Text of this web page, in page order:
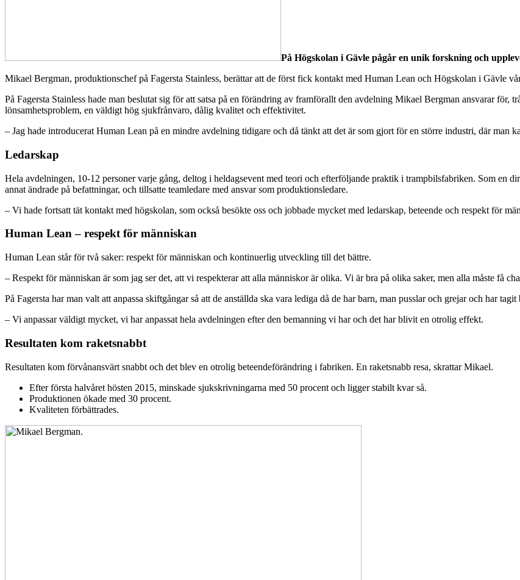
På Högskolan i Gävle pågår en unik forskning och
Mikael Bergman, produktionschef på Fagersta Stainless, berättar att de först fick kontakt med Human Lean och Högskolan i Gävle
På Fagersta Stainless hade man beslutat sig för att satsa på en förändring av framförallt den avdelning Mikael Bergman ansvarar för,
lönsamhetsproblem, en väldigt hög sjukfrånvaro, dålig kvalitet och effektivitet.
– Jag hade introducerat Human Lean på en mindre avdelning tidigare och då tänkt att det är som gjort för en större industri, där man
Ledarskap
Hela avdelningen, 10-12 personer varje gång, deltog i heldagsevent med teori och efterföljande praktik i trampbilsfabriken. Som en
annat ändrade på befattningar, och tillsatte teamledare med ansvar som produktionsledare.
– Vi hade fortsatt tät kontakt med högskolan, som också besökte oss och jobbade mycket med ledarskap, beteende och respekt för
Human Lean – respekt för människan
Human Lean står för två saker: respekt för människan och kontinuerlig utveckling till det bättre.
– Respekt för människan är som jag ser det, att vi respekterar att alla människor är olika. Vi är bra på olika saker, men alla måste få
På Fagersta har man valt att anpassa skiftgångar så att de anställda ska vara lediga då de har barn, man pusslar och grejar och har
– Vi anpassar väldigt mycket, vi har anpassat hela avdelningen efter den bemanning vi har och det har blivit en otrolig effekt.
Resultaten kom raketsnabbt
Resultaten kom förvånansvärt snabbt och det blev en otrolig beteendeförändring i fabriken. En raketsnabb resa, skrattar Mikael.
Efter första halvåret hösten 2015, minskade sjukskrivningarna med 50 procent och ligger stabilt kvar så.
Produktionen ökade med 30 procent.
Kvaliteten förbättrades.